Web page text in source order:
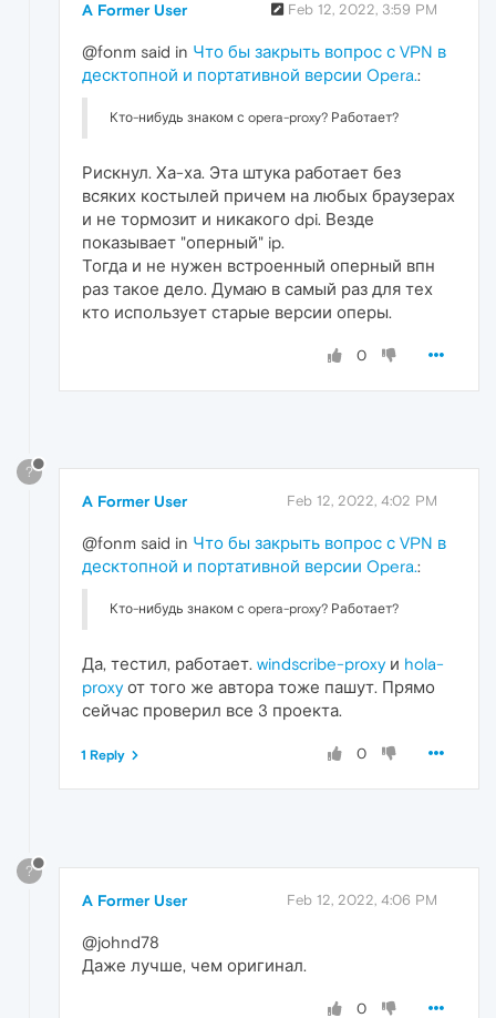
A Former User Feb 12, 2022, 3:59 PM
@fonm said in Что бы закрыть вопрос с VPN в
десктопной и портативной версии Opera.:
Кто-нибудь знаком с opera-proxy? Работает?
Рискнул. Ха-ха. Эта штука работает без
всяких костылей причем на любых браузерах
и не тормозит и никакого dpi. Везде
показывает "оперный" ip.
Тогда и не нужен встроенный оперный впн
раз такое дело. Думаю в самый раз для тех
кто использует старые версии оперы.
0
?
A Former User Feb 12, 2022, 4:02 PM
@fonm said in Что бы закрыть вопрос с VPN в
десктопной и портативной версии Opera.:
Кто-нибудь знаком с opera-proxy? Работает?
Да, тестил, работает. windscribe-proxyи hola-
proxyот того же автора тоже пашут. Прямо
сейчас проверил все 3 проекта.
0
1 Reply
?
A Former User Feb 12, 2022, 4:06 PM
@johnd78
Даже лучше, чем оригинал.
0